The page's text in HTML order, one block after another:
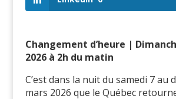
Changement d’heure |
2026 à 2h du matin
C’est dans la nuit du samedi 7 au
mars 2026 que le Québec